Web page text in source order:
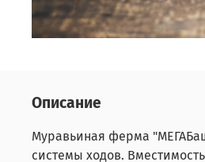
Описание
Муравьиная ферма
системы ходов.